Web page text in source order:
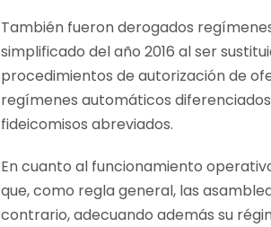
También fueron derogados
simplificado del año 2016 al ser
procedimientos de autorización de
regímenes automáticos
fideicomisos abreviados.
En cuanto al funcionamiento
que, como regla general, las
contrario, adecuando además su